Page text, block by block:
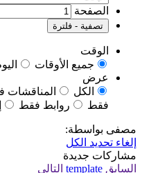
الصفحة
تصفية - فلترة
الوقت
جميع الأوقات
عرض
الكل
المناقشات
فقط
روابط فقط
مصفى بواسطة:
إلغاء تحديد الكل
مشاركات جديدة
السابق template التالي